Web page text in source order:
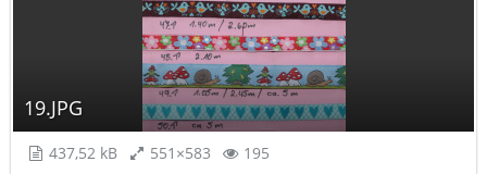
19.JPG
437,52 kB 551×583 195